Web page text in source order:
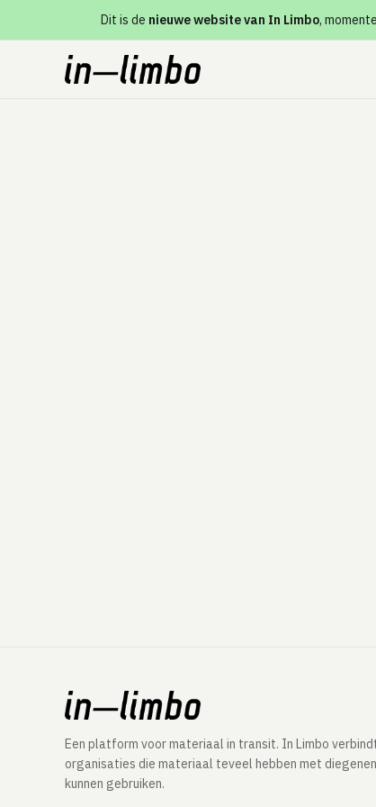
Dit is de nieuwe website van In Limbo,
Een platform voor materiaal in transit. In Limbo
organisaties die materiaal teveel hebben met
kunnen gebruiken.